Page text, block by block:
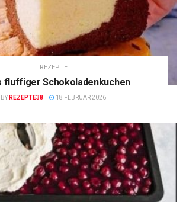
REZEPTE
fluffiger Schokoladenkuchen
BY REZEPTE38 18 FEBRUAR 2026